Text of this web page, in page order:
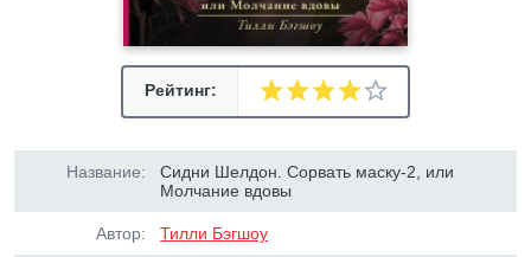
Рейтинг:
Название:
Сидни Шелдон. Сорвать маску-2, или
Молчание вдовы
Автор: Тилли Бэгшоу